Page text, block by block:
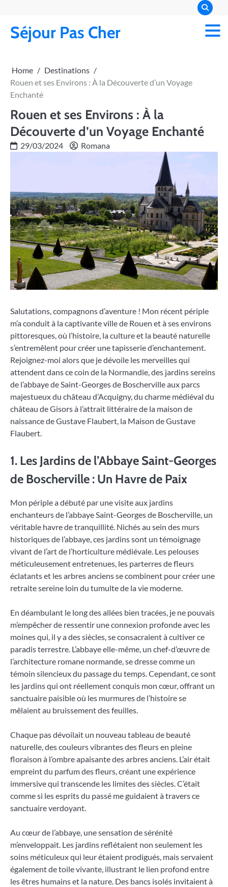
content
Séjour Pas Cher
Home
Destinations
Rouen et ses Environs : À la Découverte d’un Voyage
Enchanté
Rouen et ses Environs : À la
Découverte d’un Voyage Enchanté
29/03/2024 Romana
Salutations, compagnons d’aventure ! Mon récent périple
m’a conduit à la captivante ville de Rouen et à ses environs
pittoresques, où l’histoire, la culture et la beauté naturelle
s’entremêlent pour créer une tapisserie d’enchantement.
Rejoignez-moi alors que je dévoile les merveilles qui
attendent dans ce coin de la Normandie, des jardins sereins
de l’abbaye de Saint-Georges de Boscherville aux parcs
majestueux du château d’Acquigny, du charme médiéval du
château de Gisors à l’attrait littéraire de la maison de
naissance de Gustave Flaubert, la Maison de Gustave
Flaubert.
1. Les Jardins de l’Abbaye Saint-Georges
de Boscherville : Un Havre de Paix
Mon périple a débuté par une visite aux jardins
enchanteurs de l’abbaye Saint-Georges de Boscherville, un
véritable havre de tranquillité. Nichés au sein des murs
historiques de l’abbaye, ces jardins sont un témoignage
vivant de l’art de l’horticulture médiévale. Les pelouses
méticuleusement entretenues, les parterres de fleurs
éclatants et les arbres anciens se combinent pour créer une
retraite sereine loin du tumulte de la vie moderne.
En déambulant le long des allées bien tracées, je ne pouvais
m’empêcher de ressentir une connexion profonde avec les
moines qui, il y a des siècles, se consacraient à cultiver ce
paradis terrestre. L’abbaye elle-même, un chef-d’œuvre de
l’architecture romane normande, se dresse comme un
témoin silencieux du passage du temps. Cependant, ce sont
les jardins qui ont réellement conquis mon cœur, offrant un
sanctuaire paisible où les murmures de l’histoire se
mêlaient au bruissement des feuilles.
Chaque pas dévoilait un nouveau tableau de beauté
naturelle, des couleurs vibrantes des fleurs en pleine
floraison à l’ombre apaisante des arbres anciens. L’air était
empreint du parfum des fleurs, créant une expérience
immersive qui transcende les limites des siècles. C’était
comme si les esprits du passé me guidaient à travers ce
sanctuaire verdoyant.
Au cœur de l’abbaye, une sensation de sérénité
m’enveloppait. Les jardins reflétaient non seulement les
soins méticuleux qui leur étaient prodigués, mais servaient
également de toile vivante, illustrant le lien profond entre
les êtres humains et la nature. Des bancs isolés invitaient à